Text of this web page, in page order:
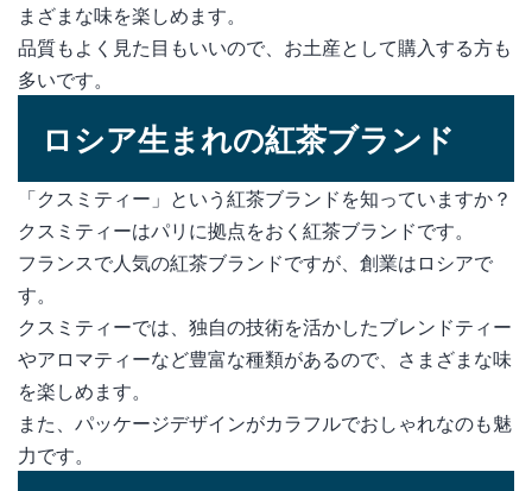
まざまな味を楽しめます。
品質もよく見た目もいいので、お土産として購入する方も
多いです。
ロシア生まれの紅茶ブランド
「クスミティー」という紅茶ブランドを知っていますか？
クスミティーはパリに拠点をおく紅茶ブランドです。
フランスで人気の紅茶ブランドですが、創業はロシアで
す。
クスミティーでは、独自の技術を活かしたブレンドティー
やアロマティーなど豊富な種類があるので、さまざまな味
を楽しめます。
また、パッケージデザインがカラフルでおしゃれなのも魅
力です。